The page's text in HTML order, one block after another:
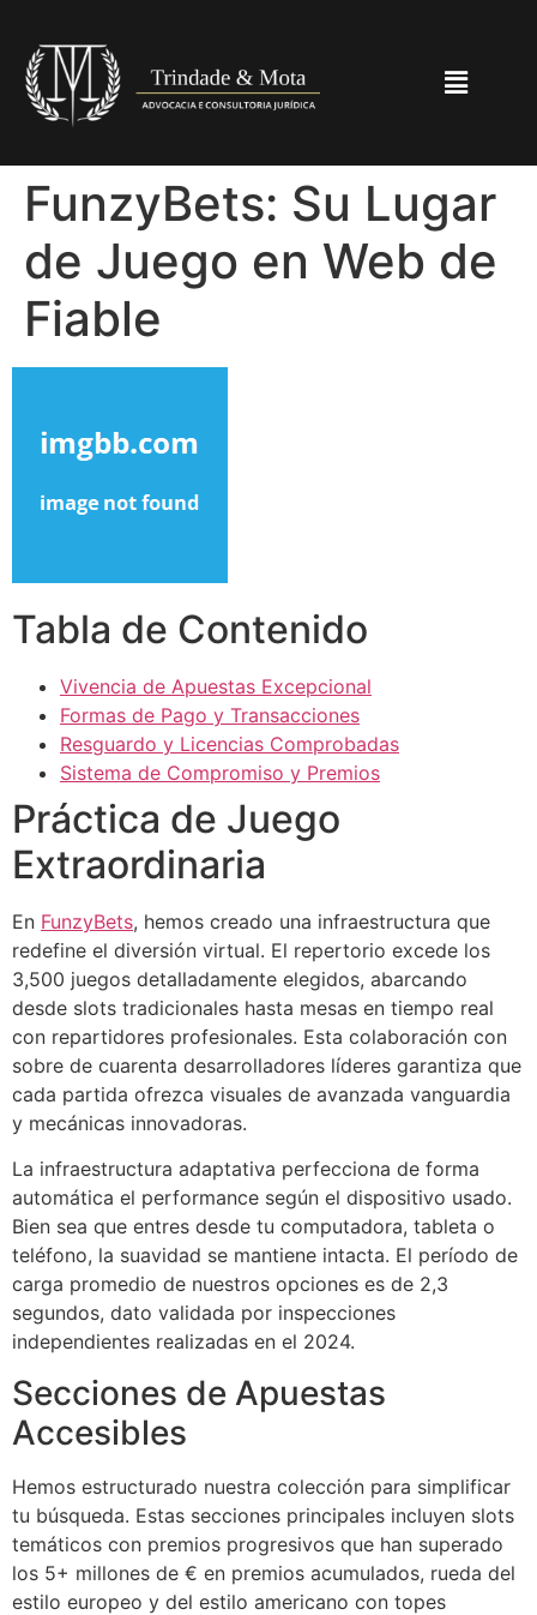
FunzyBets: Su Lugar
de Juego en Web de
Fiable
Tabla de Contenido
Vivencia de Apuestas Excepcional
Formas de Pago y Transacciones
Resguardo y Licencias Comprobadas
Sistema de Compromiso y Premios
Práctica de Juego
Extraordinaria
En FunzyBets, hemos creado una infraestructura que
redefine el diversión virtual. El repertorio excede los
3,500 juegos detalladamente elegidos, abarcando
desde slots tradicionales hasta mesas en tiempo real
con repartidores profesionales. Esta colaboración con
sobre de cuarenta desarrolladores líderes garantiza que
cada partida ofrezca visuales de avanzada vanguardia
y mecánicas innovadoras.
La infraestructura adaptativa perfecciona de forma
automática el performance según el dispositivo usado.
Bien sea que entres desde tu computadora, tableta o
teléfono, la suavidad se mantiene intacta. El período de
carga promedio de nuestros opciones es de 2,3
segundos, dato validada por inspecciones
independientes realizadas en el 2024.
Secciones de Apuestas
Accesibles
Hemos estructurado nuestra colección para simplificar
tu búsqueda. Estas secciones principales incluyen slots
temáticos con premios progresivos que han superado
los 5+ millones de € en premios acumulados, rueda del
estilo europeo y del estilo americano con topes